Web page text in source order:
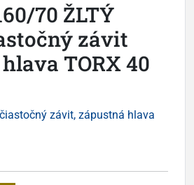
70 ŽLTÝ
závit
TORX 40
závit, zápustná hlava